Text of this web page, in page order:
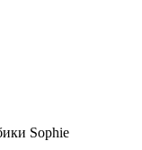
Sophie